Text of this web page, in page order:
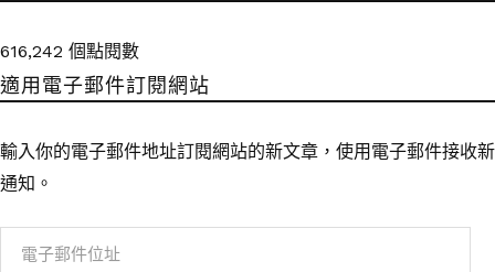
616,242 個點閱數
適用電子郵件訂閱網站
輸入你的電子郵件地址訂閱網站的新文章，使用電子郵件接收新
通知。